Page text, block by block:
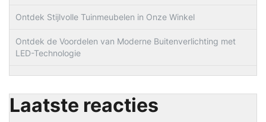
Ontdek Stijlvolle Tuinmeubelen in Onze Winkel
Ontdek de Voordelen van Moderne Buitenverlichting met
LED-Technologie
Laatste reacties